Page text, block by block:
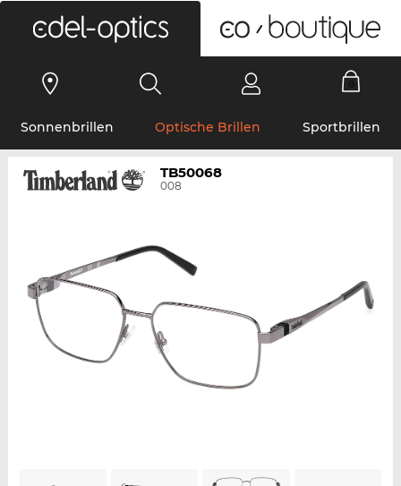
Sonnenbrillen Optische Brillen Sportbrillen
TB50068
008